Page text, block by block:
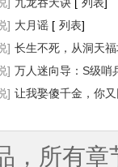
] 大月谣 [ 列表]
] 长生不死，从洞天
]] 万人迷向导：S级哨
列表]
] 让我娶傻千金，你
，所有